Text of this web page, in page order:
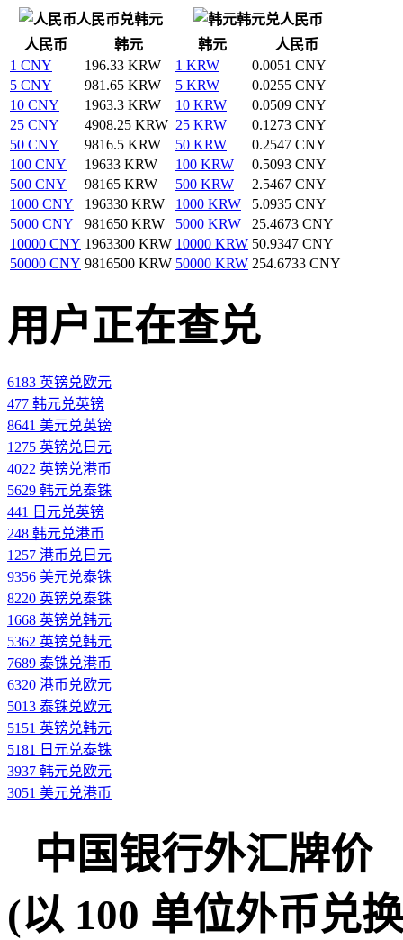
人民币兑韩元
韩元兑人民币
人民币
韩元 韩元
人民币
1 CNY
196.33 KRW 1 KRW
0.0051 CNY
5 CNY
981.65 KRW 5 KRW
0.0255 CNY
10 CNY
1963.3 KRW 10 KRW
0.0509 CNY
25 CNY
4908.25 KRW 25 KRW
0.1273 CNY
50 CNY
9816.5 KRW 50 KRW
0.2547 CNY
100 CNY
19633 KRW 100 KRW
0.5093 CNY
500 CNY
98165 KRW 500 KRW
2.5467 CNY
1000 CNY
196330 KRW 1000 KRW
5.0935 CNY
5000 CNY
981650 KRW 5000 KRW
25.4673 CNY
10000 CNY 1963300 KRW 10000 KRW 50.9347 CNY
50000 CNY 9816500 KRW 50000 KRW 254.6733 CNY
用户正在查兑
6183 英镑兑欧元
477 韩元兑英镑
8641 美元兑英镑
1275 英镑兑日元
4022 英镑兑港币
5629 韩元兑泰铢
441 日元兑英镑
248 韩元兑港币
1257 港币兑日元
9356 美元兑泰铢
8220 英镑兑泰铢
1668 英镑兑韩元
5362 英镑兑韩元
7689 泰铢兑港币
6320 港币兑欧元
5013 泰铢兑欧元
5151 英镑兑韩元
5181 日元兑泰铢
3937 韩元兑欧元
3051 美元兑港币
中国银行外汇牌价
(以 100 单位外币兑